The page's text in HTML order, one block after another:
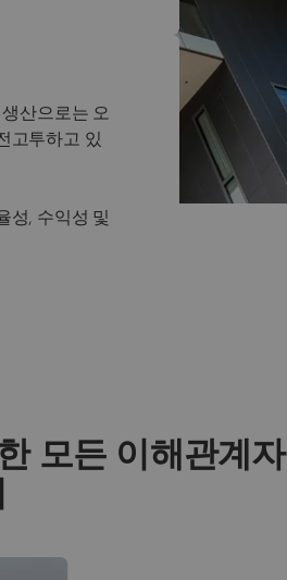
산으로는 오
고투하고 있
성, 수익성 및
모든 이해관계자